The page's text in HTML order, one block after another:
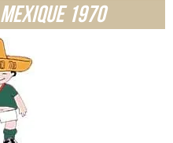
Mexique 1970